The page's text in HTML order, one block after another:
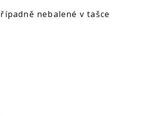
nebalené v tašce